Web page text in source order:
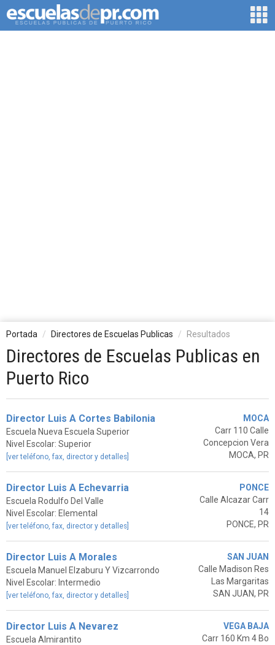
Portada Directores de Escuelas Publicas Resultados
Directores de Escuelas Publicas en
Puerto Rico
Director Luis A Cortes Babilonia
Escuela Nueva Escuela Superior
Nivel Escolar: Superior
[ver teléfono, fax, director y detalles]
MOCA
Carr 110 Calle
Concepcion Vera
MOCA, PR
Director Luis A Echevarria
Escuela Rodulfo Del Valle
Nivel Escolar: Elemental
[ver teléfono, fax, director y detalles]
PONCE
Calle Alcazar Carr
14
PONCE, PR
Director Luis A Morales
Escuela Manuel Elzaburu Y Vizcarrondo
Nivel Escolar: Intermedio
[ver teléfono, fax, director y detalles]
SAN JUAN
Calle Madison Res
Las Margaritas
SAN JUAN, PR
Director Luis A Nevarez
Escuela Almirantito
VEGA BAJA
Carr 160 Km 4 Bo